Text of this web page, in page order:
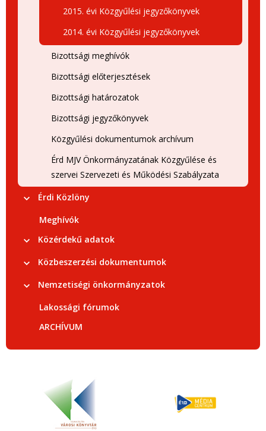
2015. évi Közgyűlési jegyzőkönyvek
2014. évi Közgyűlési jegyzőkönyvek
Bizottsági meghívók
Bizottsági előterjesztések
Bizottsági határozatok
Bizottsági jegyzőkönyvek
Közgyűlési dokumentumok archívum
Érd MJV Önkormányzatának Közgyűlése és
szervei Szervezeti és Működési Szabályzata
Érdi Közlöny
Meghívók
Közérdekű adatok
Közbeszerzési dokumentumok
Nemzetiségi önkormányzatok
Lakossági fórumok
ARCHÍVUM